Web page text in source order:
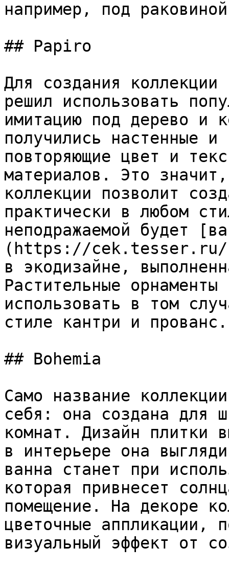
например, под
## Papiro
Для создания
решил использовать
имитацию под дерево и
получились настенные
повторяющие цвет и
материалов. Это
коллекции позволит
практически в любом
неподражаемой будет
(https://cek.tesser.ru/
в экодизайне,
Растительные
использовать в том
стиле кантри и прованс.
## Bohemia
Само название
себя: она создана для
комнат. Дизайн плитки
в интерьере она
ванна станет при
которая привнесет
помещение. На декоре
цветочные аппликации,
визуальный эффект от